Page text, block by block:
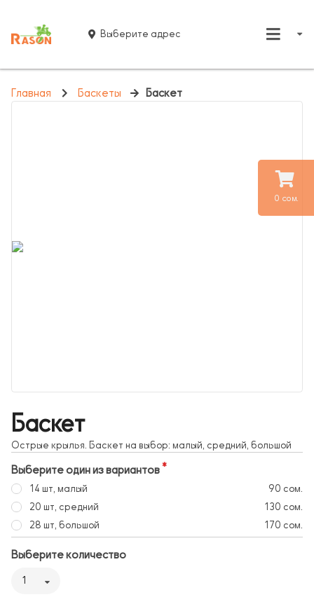
0 сом.
Выберите адрес
Главная Баскеты Баскет
Баскет
Острые крылья. Баскет на выбор: малый, средний, большой
Выберите один из вариантов
14 шт, малый
90 сом.
20 шт, средний
130 сом.
28 шт, большой
170 сом.
Выберите количество
1